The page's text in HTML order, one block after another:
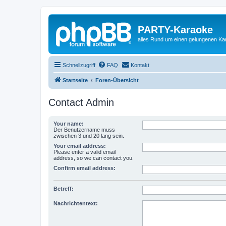
PARTY-Karaoke
alles Rund um einen gelungenen
Schnellzugriff FAQ Kontakt
Startseite Foren-Übersicht
Contact Admin
Your name:
Der Benutzername muss
zwischen 3 und 20 lang sein.
Your email address:
Please enter a valid email
address, so we can contact you.
Confirm email address:
Betreff:
Nachrichtentext: